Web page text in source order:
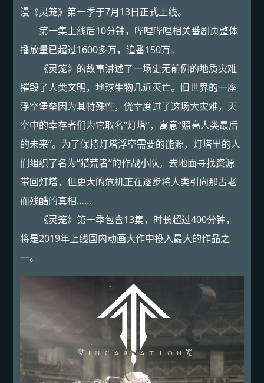
漫《灵笼》第一季于7月13日正式上线。
第一集上线后10分钟，哔哩哔哩相关番剧页整体
播放量已超过1600多万，追番150万。
《灵笼》的故事讲述了一场史无前例的地质灾难
摧毁了人类文明，地球生物几近灭亡。旧世界的一座
浮空堡垒因为其特殊性，侥幸度过了这场大灾难，天
空中的幸存者们为它取名“灯塔”，寓意“照亮人类最后
的未来”。为了保持灯塔浮空需要的能源，灯塔里的人
们组织了名为“猎荒者”的作战小队，去地面寻找资源
带回灯塔，但更大的危机正在逐步将人类引向那古老
而残酷的真相……
《灵笼》第一季包含13集，时长超过400分钟，
将是2019年上线国内动画大作中投入最大的作品之
一。